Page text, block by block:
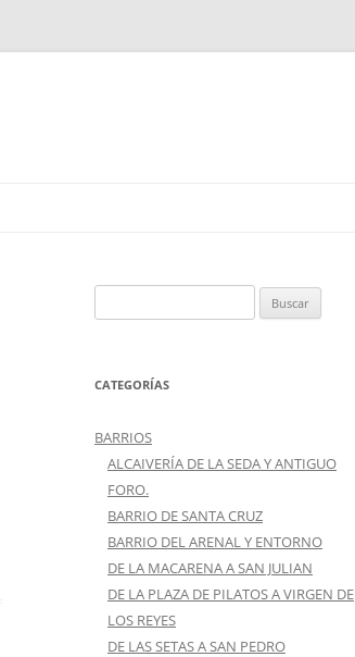
CATEGORÍAS
BARRIOS
ALCAIVERÍA DE LA SEDA Y ANTIGUO
FORO.
BARRIO DE SANTA CRUZ
BARRIO DEL ARENAL Y ENTORNO
DE LA MACARENA A SAN JULIAN
DE LA PLAZA DE PILATOS A VIRGEN DE
LOS REYES
DE LAS SETAS A SAN PEDRO